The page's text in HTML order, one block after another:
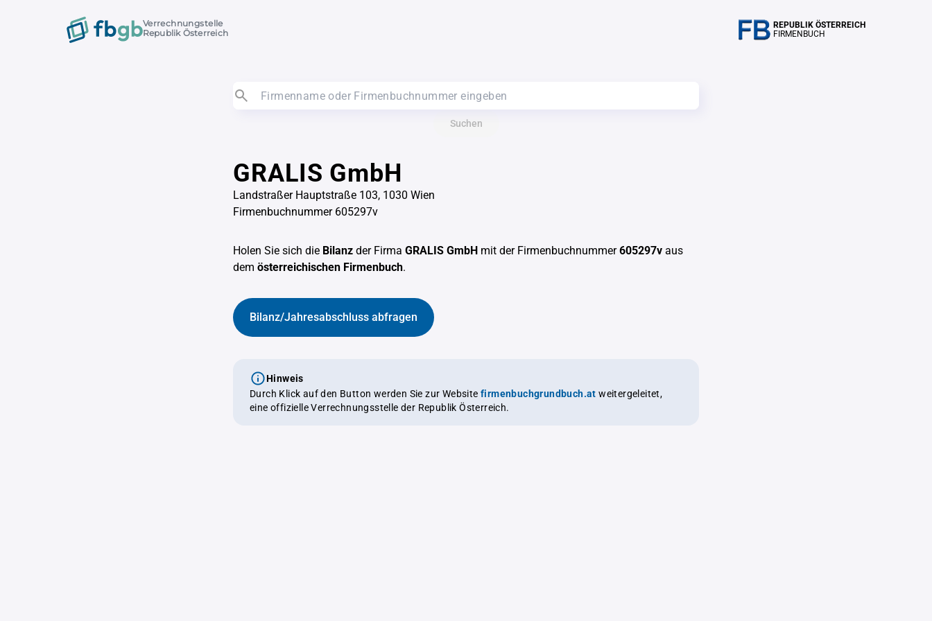
Verrechnungstelle
Republik Österreich
REPUBLIK ÖSTERREICH
FIRMENBUCH
Suchen
GRALIS GmbH
Landstraßer Hauptstraße 103, 1030 Wien
Firmenbuchnummer 605297v
Holen Sie sich die Bilanz der Firma GRALIS GmbH mit der Firmenbuchnummer605297v aus
dem österreichischen Firmenbuch.
Bilanz/Jahresabschluss abfragen
Hinweis
Durch Klick auf den Button werden Sie zur Website firmenbuchgrundbuch.at weitergeleitet,
eine offizielle Verrechnungsstelle der Republik Österreich.